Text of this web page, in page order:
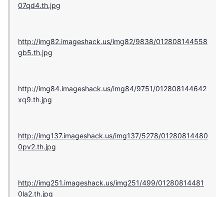
07qd4.th.jpg
http://img82.imageshack.us/img82/9838/012808144558
gb5.th.jpg
http://img84.imageshack.us/img84/9751/012808144642
xq9.th.jpg
http://img137.imageshack.us/img137/5278/01280814480
0pv2.th.jpg
http://img251.imageshack.us/img251/499/01280814481
0la2.th.jpg